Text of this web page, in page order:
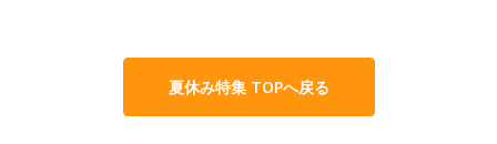
夏休み特集 TOPへ戻る